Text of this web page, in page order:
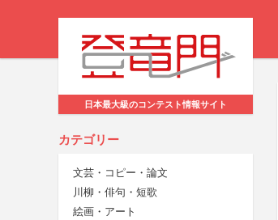
日本最大級のコンテスト情報サイト
カテゴリー
文芸・コピー・論文
川柳・俳句・短歌
絵画・アート